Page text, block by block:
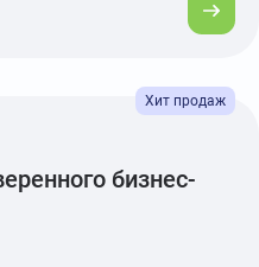
бизнес-